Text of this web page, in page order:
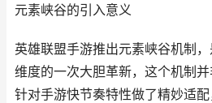
元素峡谷的引入意义
英雄联盟手游推出元素峡谷机制
维度的一次大胆革新，这个机制
针对手游快节奏特性做了精妙适